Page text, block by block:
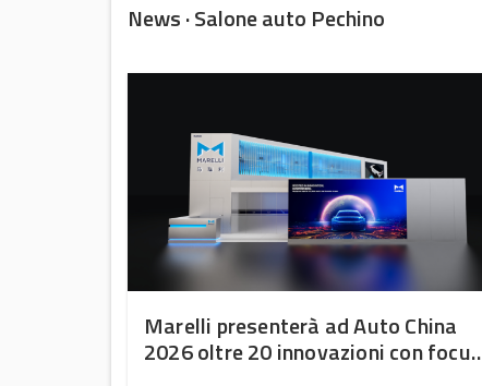
News · Salone auto Pechino
Marelli presenterà ad Auto China
2026 oltre 20 innovazioni con focus